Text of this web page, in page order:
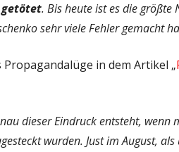
getötet. Bis heute ist es die
sehr viele Fehler gemacht
in dem Artikel „
dieser Eindruck entsteht, wenn
wurden. Just im August,